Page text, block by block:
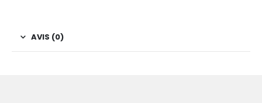
AVIS (0)